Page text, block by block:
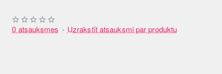
0 atsauksmes - Uzrakstīt atsauksmi par produktu